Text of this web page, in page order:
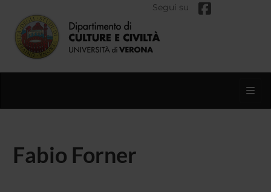
Segui su
Fabio Forner